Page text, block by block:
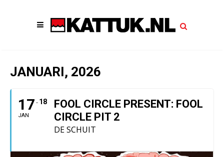
JANUARI, 2026
17
JAN
18
FOOL CIRCLE PRESENT: FOOL
CIRCLE PIT 2
DE SCHUIT